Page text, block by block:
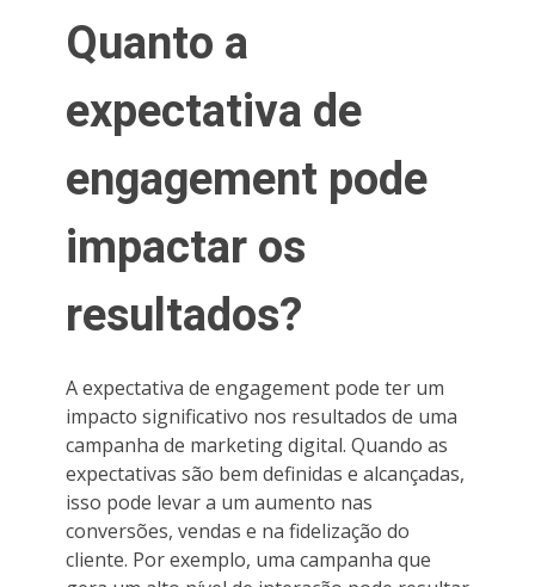
Quanto a
expectativa de
engagement pode
impactar os
resultados?
A expectativa de engagement pode ter um
impacto significativo nos resultados de uma
campanha de marketing digital. Quando as
expectativas são bem definidas e alcançadas,
isso pode levar a um aumento nas
conversões, vendas e na fidelização do
cliente. Por exemplo, uma campanha que